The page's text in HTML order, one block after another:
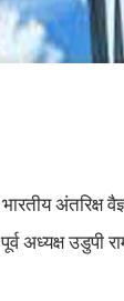
अंतरिक्ष
अध्यक्ष उडुपी